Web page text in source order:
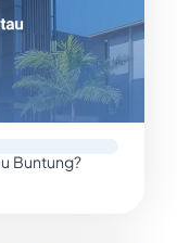
Buntung?